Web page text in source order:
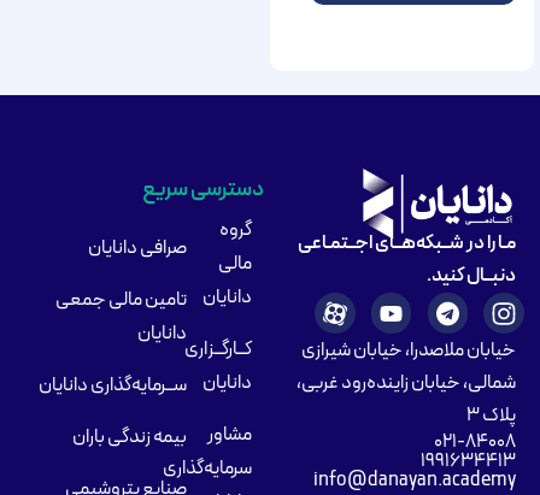
مـا را در شــبکه‌هــای اجــتمـاعی
دنبــال کنید.
خیابان ملاصدرا، خیابان شیرازی
شمالی، خیابان زاینده‌رود غربی،
پلاک ۳
۰۲۱-۸۴۰۰۸
۱۹۹۱۶۳۴۴۱۳
info@danayan.academy
دسترسی سریع
گروه
مالی
دانایان
کــارگــزاری
دانایان
مشاور
سرمایه‌گذاری
صرافی دانایان
تامین مالی جمعی
دانایان
ســرمایه‌گذاری دانایان
بیمه زندگی باران
صنایع پتروشیمی